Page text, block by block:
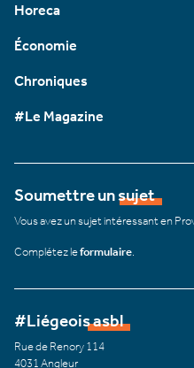
Horeca
Économie
Chroniques
#Le Magazine
Soumettre un sujet
Vous avez un sujet intéressant en
Complétez leformulaire
#Liégeois asbl
Rue de Renory 114
4031 Angleur